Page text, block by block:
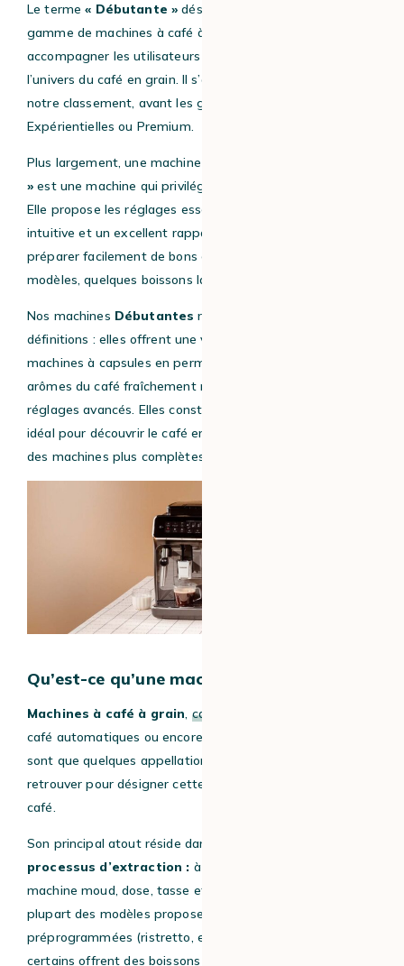
Le terme« Débutante » désigne, chez MaxiCoffee, une
gamme de machines à café à grain conçues pour
accompagner les utilisateurs qui souhaitent découvrir
l’univers du café en grain. Il s’agit du premier niveau de
notre classement, avant les gammes Évolutives,
Expérientielles ou Premium.
Plus largement, une machine à café à grain
» est une machine qui privilégie la simplicité d’utilisation.
Elle propose les réglages essentiels, une prise en main
intuitive et un excellent rapport qualité-prix, afin de
préparer facilement de bons expressos et, selon les
modèles, quelques boissons lactées.
Nos machines Débutantes répondent à ces deux
définitions : elles offrent une véritable alternative aux
machines à capsules en permettant de profiter des
arômes du café fraîchement moulu, sans complexité ni
réglages avancés. Elles constituent le point de départ
idéal pour découvrir le café en grain avant d’évoluer vers
des machines plus complètes.
Qu’est-ce qu’une machine à café à grain ?
Machines à café à grain, cafetières à grain
café automatiques ou encore expressos broyeurs : ce ne
sont que quelques appellations que vous pourrez
retrouver pour désigner cette catégorie de machines à
café.
Son principal atout réside dans
processus d’extraction : à partir de
machine moud, dose, tasse et extrait votre boisson. La
plupart des modèles proposent des recettes classiques
préprogrammées (ristretto, expresso, etc.), tandis que
certains offrent des boissons plus élaborées (cold brew,